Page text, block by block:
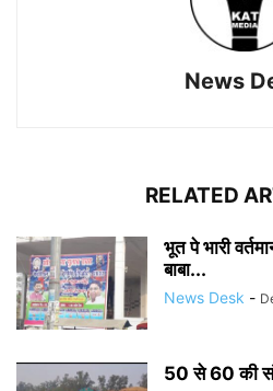
News
RELATED
भूत पे भारी
बाबा...
News Desk -
50 से 60 की